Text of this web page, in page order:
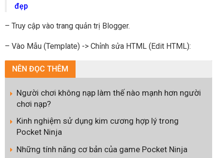
đẹp
– Truy cập vào trang quản trị Blogger.
– Vào Mẫu (Template) -> Chỉnh sửa HTML (Edit HTML):
NÊN ĐỌC THÊM
Người chơi không nạp làm thế nào mạnh hơn người
chơi nạp?
Kinh nghiệm sử dụng kim cương hợp lý trong
Pocket Ninja
Những tính năng cơ bản của game Pocket Ninja